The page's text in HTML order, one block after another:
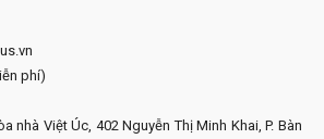
phí)
nhà Việt Úc, 402 Nguyễn Thị Minh Khai, P. Bàn